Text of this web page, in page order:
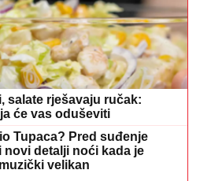
salate rješavaju ručak:
će vas oduševiti
Tupaca? Pred suđenje
novi detalji noći kada je
velikan